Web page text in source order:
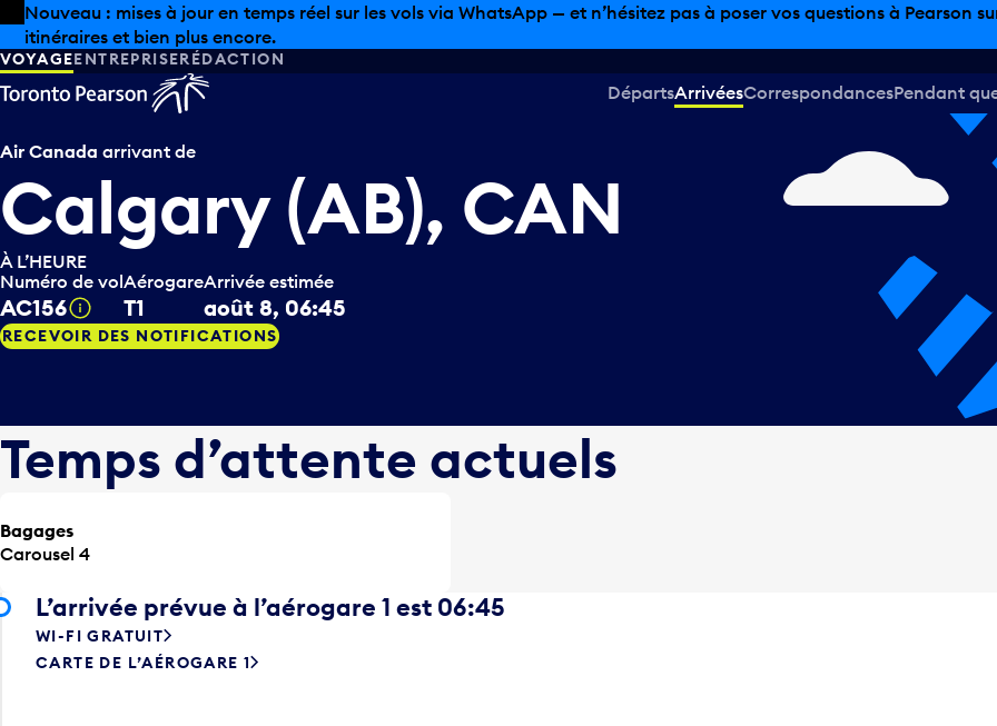
Skip to offers
Passer au contenu principal
Les aubaines estivales sont arrivées chez Pearson. Magasinage hors taxes, offres gastronomiques et bien plus
VOYAGEENTREPRISERÉDACTION
DépartsArrivéesCorrespondancesPendant
Air Canada arrivant de
Calgary (AB), CAN
À L’HEURE
Numéro de vol
AC156 Infobulle
Aérogare
T1
Arrivée estimée
août 8, 06:45
RECEVOIR DES NOTIFICATIONS
Temps d’attente actuels
Bagages
Carousel 4
L’arrivée prévue à l’aérogare 1 est 06:45
WI-FI GRATUIT
CARTE DE L’AÉROGARE 1